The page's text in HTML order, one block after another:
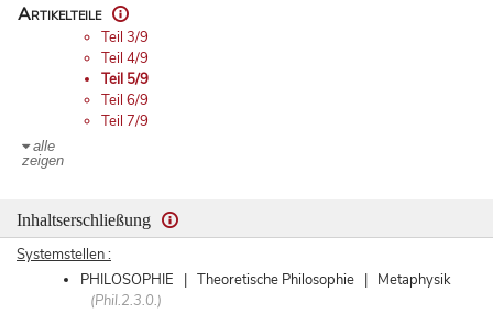
Artikelteile
Teil 3/9
Teil 4/9
Teil 5/9
Teil 6/9
Teil 7/9
alle
zeigen
Inhaltserschließung
Systemstellen :
PHILOSOPHIE | Theoretische Philosophie | Metaphysik
(Phil.2.3.0.)